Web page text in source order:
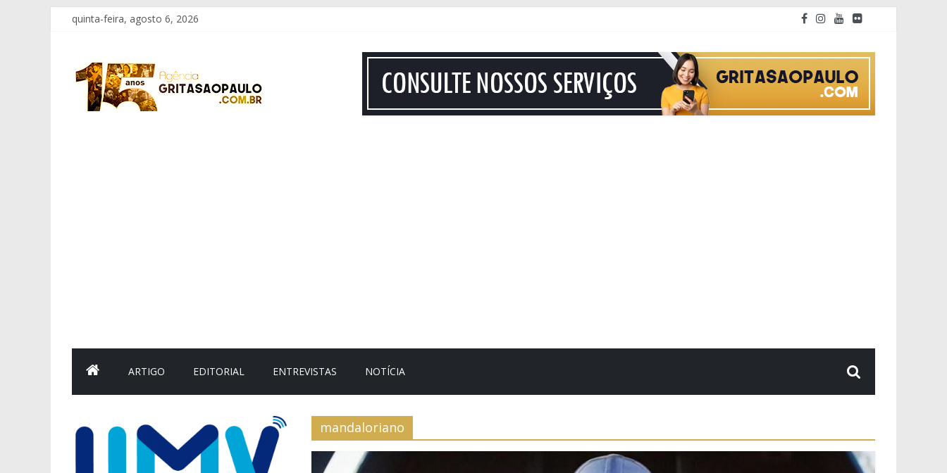
Pular
para
conteúdo
quinta-feira, agosto 6, 2026
Grita
São
ARTIGO EDITORIAL ENTREVISTAS NOTÍCIA
mandaloriano